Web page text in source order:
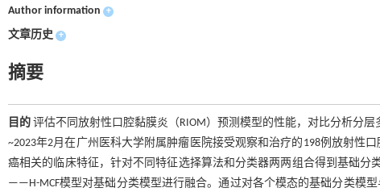
Author information +
文章历史 +
摘要
目的 评估不同放射性口腔黏膜炎（RIOM）预测模型的性能，对比分析分
~2023年2月在广州医科大学附属肿瘤医院接受观察和治疗的198例放射性
癌相关的临床特征，针对不同特征选择算法和分类器两两组合得到基础分
——H-MCF模型对基础分类模型进行融合。通过对各个模态的基础分类模型